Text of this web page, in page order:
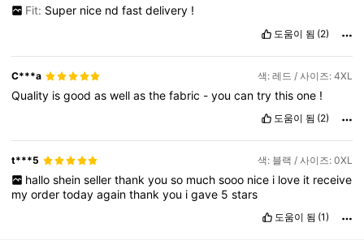
Fit: Super nice nd fast delivery !
도움이 됨 (2)
C***a 색: 레드 / 사이즈: 4XL
Quality isgoodaswellasthefabric -youcantrythisone !
도움이 됨 (2)
t***5 색: 블랙 / 사이즈: 0XL
hallo shein seller thank you so much sooo nice i love it receive
myordertodayagainthankyou igave 5stars
도움이 됨 (1)